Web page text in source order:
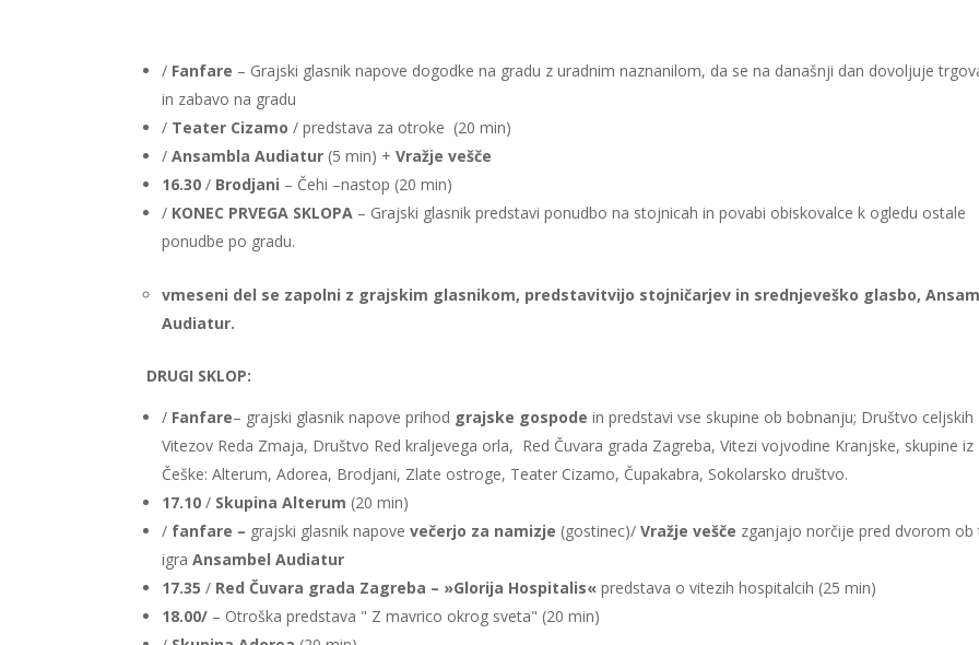
/ Fanfare – Grajski glasnik napove dogodke na gradu z uradnim naznanilom, da se na današnji dan dovoljuje
in zabavo na gradu
/ Teater Cizamo / predstava za otroke (20 min)
/Ansambla Audiatur (5 min) +Vražje vešče
16.30/ Brodjani – Čehi –nastop (20 min)
/ KONEC PRVEGA SKLOPA – Grajski glasnik predstavi ponudbo na stojnicah in povabi obiskovalce k ogledu ostale
ponudbe po gradu.
vmeseni del se zapolni z grajskim glasnikom, predstavitvijo stojničarjev in srednjeveško glasbo,
Audiatur.
DRUGI SKLOP:
/ Fanfare– grajski glasnik napove prihod grajske gospode in predstavi vse skupine ob bobnanju; Društvo celjskih
Vitezov Reda Zmaja, Društvo Red kraljevega orla, Red Čuvara grada Zagreba, Vitezi vojvodine Kranjske, skupine iz
Češke: Alterum, Adorea, Brodjani, Zlate ostroge, Teater Cizamo, Čupakabra, Sokolarsko društvo.
17.10/ Skupina Alterum (20 min)
/ fanfare – grajski glasnik napovevečerjo za namizje (gostinec)/Vražje vešče zganjajo norčije pred dvorom ob
igraAnsambel Audiatur
17.35/ Red Čuvara grada Zagreba – »Glorija Hospitalis« predstava o vitezih hospitalcih (25 min)
18.00/ – Otroška predstava " Z mavrico okrog sveta" (20 min)